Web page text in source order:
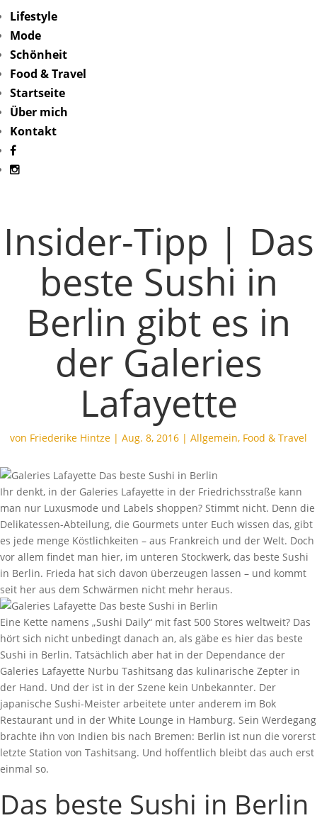
Lifestyle
Mode
Schönheit
Food & Travel
Startseite
Über mich
Kontakt
Insider-Tipp | Das
beste Sushi in
Berlin gibt es in
der Galeries
Lafayette
von Friederike Hintze | Aug. 8, 2016 | Allgemein, Food & Travel
Ihr denkt, in der Galeries Lafayette in der Friedrichsstraße kann
man nur Luxusmode und Labels shoppen? Stimmt nicht. Denn die
Delikatessen-Abteilung, die Gourmets unter Euch wissen das, gibt
es jede menge Köstlichkeiten – aus Frankreich und der Welt. Doch
vor allem findet man hier, im unteren Stockwerk, das beste Sushi
in Berlin. Frieda hat sich davon überzeugen lassen – und kommt
seit her aus dem Schwärmen nicht mehr heraus.
Eine Kette namens „Sushi Daily“ mit fast 500 Stores weltweit? Das
hört sich nicht unbedingt danach an, als gäbe es hier das beste
Sushi in Berlin. Tatsächlich aber hat in der Dependance der
Galeries Lafayette Nurbu Tashitsang das kulinarische Zepter in
der Hand. Und der ist in der Szene kein Unbekannter. Der
japanische Sushi-Meister arbeitete unter anderem im Bok
Restaurant und in der White Lounge in Hamburg. Sein Werdegang
brachte ihn von Indien bis nach Bremen: Berlin ist nun die vorerst
letzte Station von Tashitsang. Und hoffentlich bleibt das auch erst
einmal so.
Das beste Sushi in Berlin